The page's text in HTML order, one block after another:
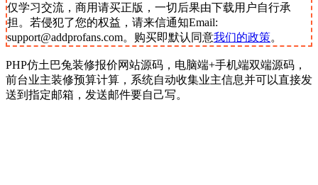
仅学习交流，商用请买正版，一切后果由下载用户自行承
担。若侵犯了您的权益，请来信通知Email:
support@addprofans.com。购买即默认同意我们的政策。
PHP仿土巴兔装修报价网站源码，电脑端+手机端双端源码，
前台业主装修预算计算，系统自动收集业主信息并可以直接发
送到指定邮箱，发送邮件要自己写。